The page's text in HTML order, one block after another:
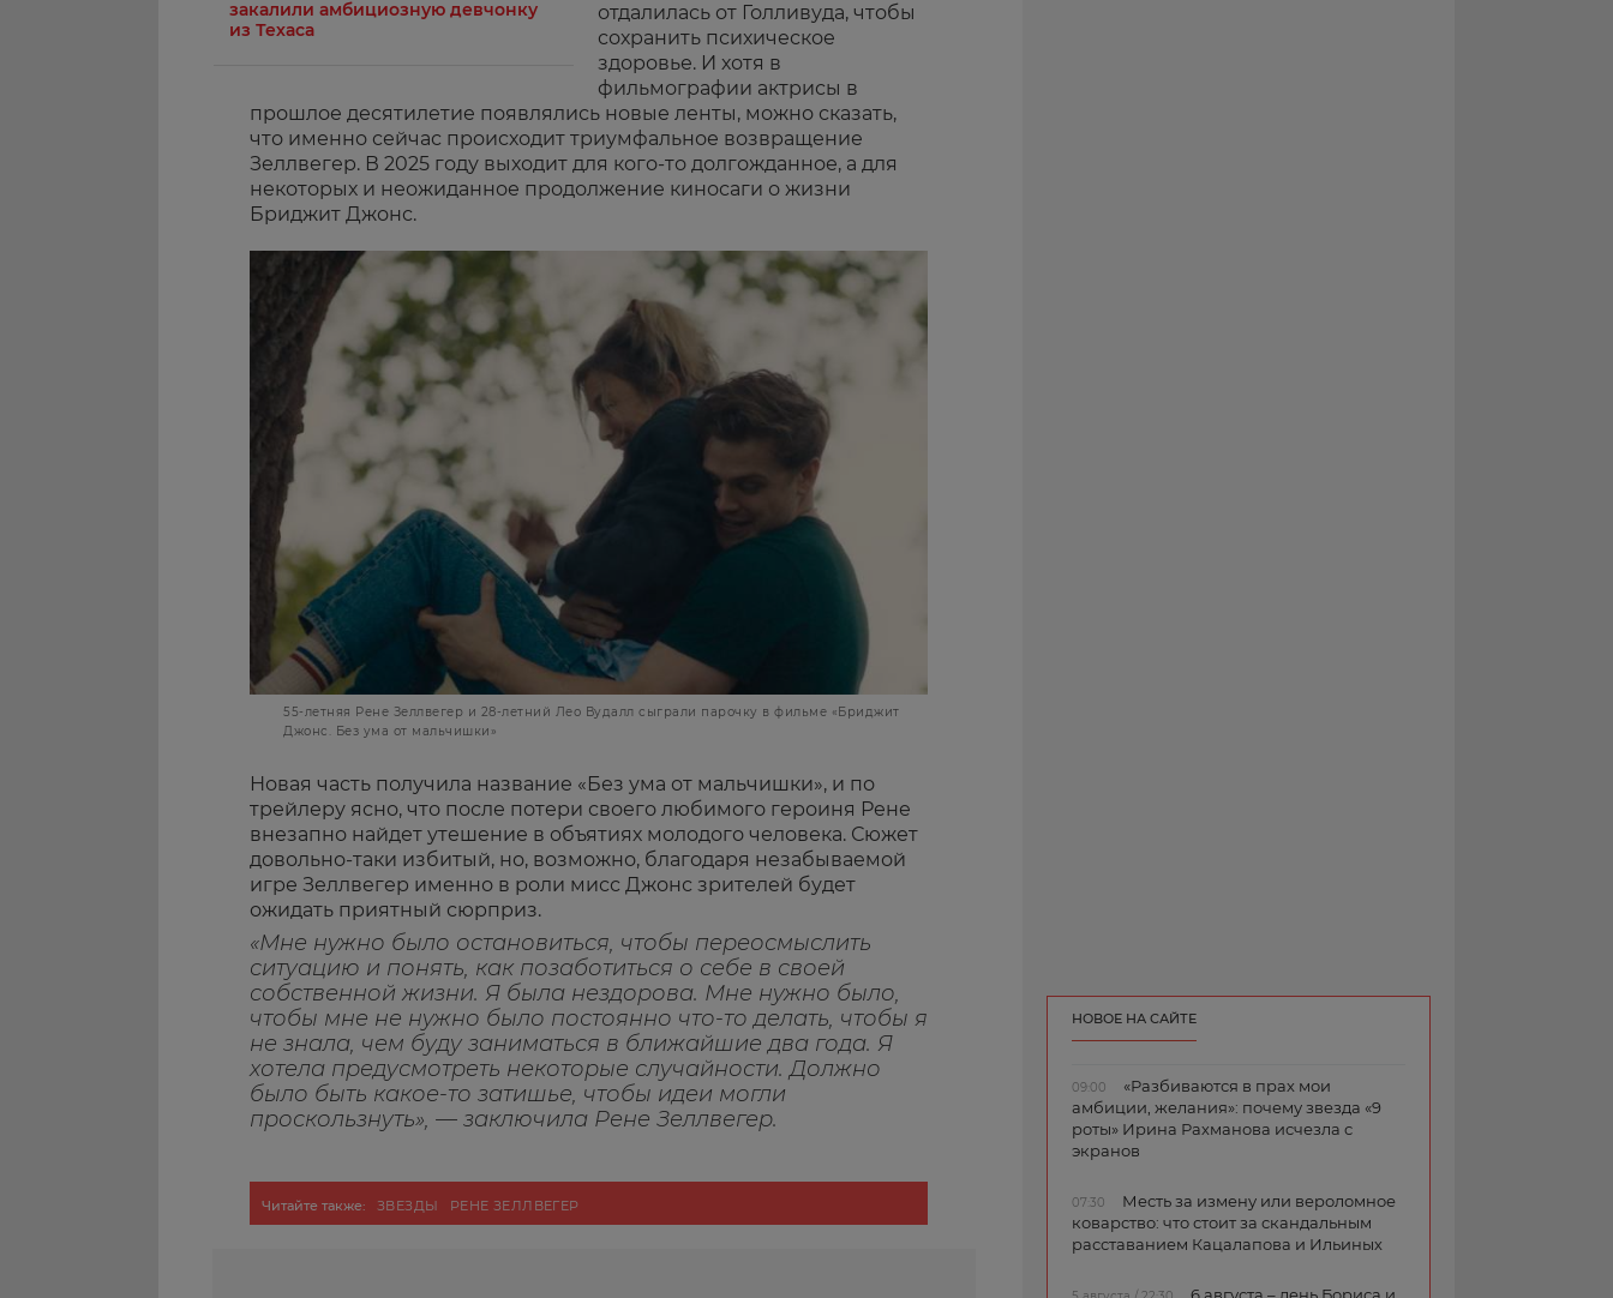
закалили амбициозную девчонку
из Техаса
отдалилась от Голливуда, чтобы
сохранить психическое
здоровье. И хотя в
фильмографии актрисы в
прошлое десятилетие появлялись новые ленты, можно сказать,
что именно сейчас происходит триумфальное возвращение
Зеллвегер. В 2025 году выходит для кого-то долгожданное, а для
некоторых и неожиданное продолжение киносаги о жизни
Бриджит Джонс.
55-летняя Рене Зеллвегер и 28-летний Лео Вудалл сыграли парочку в фильме «Бриджит
Джонс. Без ума от мальчишки»
Новая часть получила название «Без ума от мальчишки», и по
трейлеру ясно, что после потери своего любимого героиня Рене
внезапно найдет утешение в объятиях молодого человека. Сюжет
довольно-таки избитый, но, возможно, благодаря незабываемой
игре Зеллвегер именно в роли мисс Джонс зрителей будет
ожидать приятный сюрприз.
«Мне нужно было остановиться, чтобы переосмыслить
ситуацию и понять, как позаботиться о себе в своей
собственной жизни. Я была нездорова. Мне нужно было,
чтобы мне не нужно было постоянно что-то делать, чтобы я
не знала, чем буду заниматься в ближайшие два года. Я
хотела предусмотреть некоторые случайности. Должно
было быть какое-то затишье, чтобы идеи могли
проскользнуть», — заключила Рене Зеллвегер.
Читайте также: ЗВЕЗДЫ РЕНЕ ЗЕЛЛВЕГЕР
НОВОЕ НА САЙТЕ
09:00
«Разбиваются в прах мои
амбиции, желания»: почему звезда «9
роты» Ирина Рахманова исчезла с
экранов
07:30
Месть за измену или вероломное
коварство: что стоит за скандальным
расставанием Кацалапова и Ильиных